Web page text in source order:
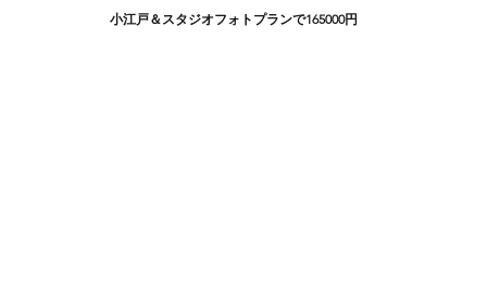
小江戸＆スタジオフォトプランで165000円